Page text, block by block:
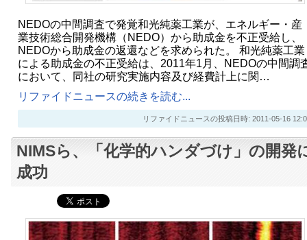
NEDOの中間調査で発覚和光純薬工業が、エネルギー・産
業技術総合開発機構（NEDO）から助成金を不正受給し、
NEDOから助成金の返還などを求められた。 和光純薬工業
による助成金の不正受給は、2011年1月、NEDOの中間調
において、同社の研究実施内容及び経費計上に関…
リファイドニュースの続きを読む...
リファイドニュースの投稿日時: 2011-05-16
NIMSら、「化学的ハンダづけ」の開発
成功